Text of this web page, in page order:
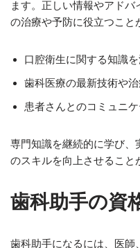
ます。正しい情報やアド
の治療や予防に役立つこと
口腔衛生に関する知識
歯科医療の最新技術や
患者さんとのコミュニ
専門知識を継続的に学び、
のスキルを向上させること
歯科助手の資
歯科助手になるには、医師